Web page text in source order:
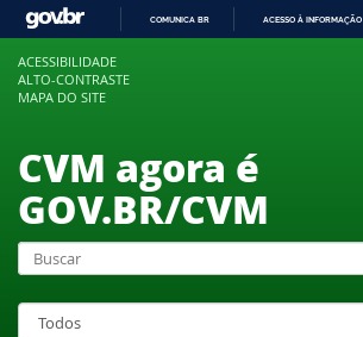
COMUNICA BR ACESSO À INFORMAÇÃO
ACESSIBILIDADE
ALTO-CONTRASTE
MAPA DO SITE
CVM agora é
GOV.BR/CVM